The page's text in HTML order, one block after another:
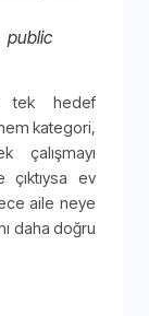
tek hedef
kategori,
çıktıysa ev
aile neye
daha doğru